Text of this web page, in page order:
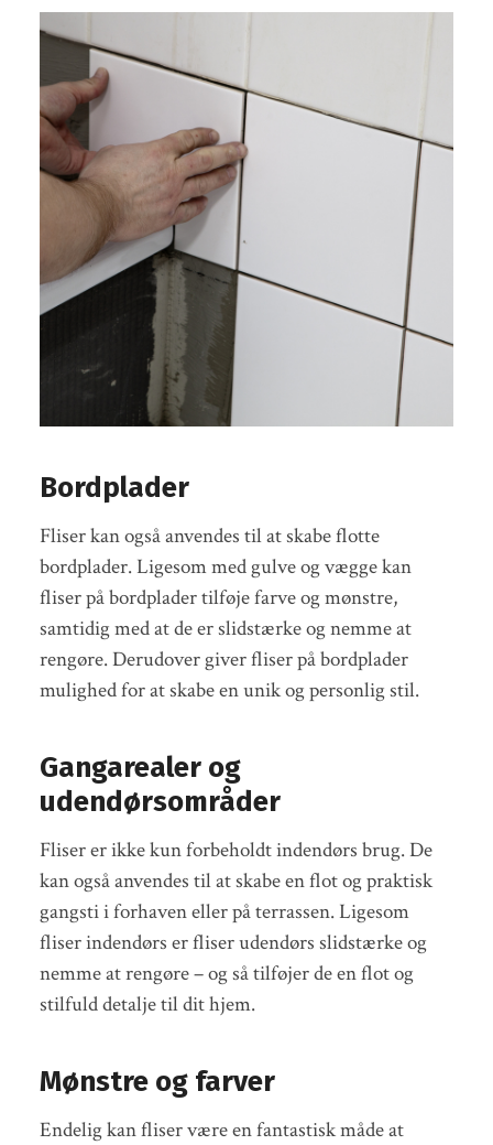
Bordplader
Fliser kan også anvendes til at skabe flotte
bordplader. Ligesom med gulve og vægge kan
fliser på bordplader tilføje farve og mønstre,
samtidig med at de er slidstærke og nemme at
rengøre. Derudover giver fliser på bordplader
mulighed for at skabe en unik og personlig stil.
Gangarealer og
udendørsområder
Fliser er ikke kun forbeholdt indendørs brug. De
kan også anvendes til at skabe en flot og praktisk
gangsti i forhaven eller på terrassen. Ligesom
fliser indendørs er fliser udendørs slidstærke og
nemme at rengøre – og så tilføjer de en flot og
stilfuld detalje til dit hjem.
Mønstre og farver
Endelig kan fliser være en fantastisk måde at